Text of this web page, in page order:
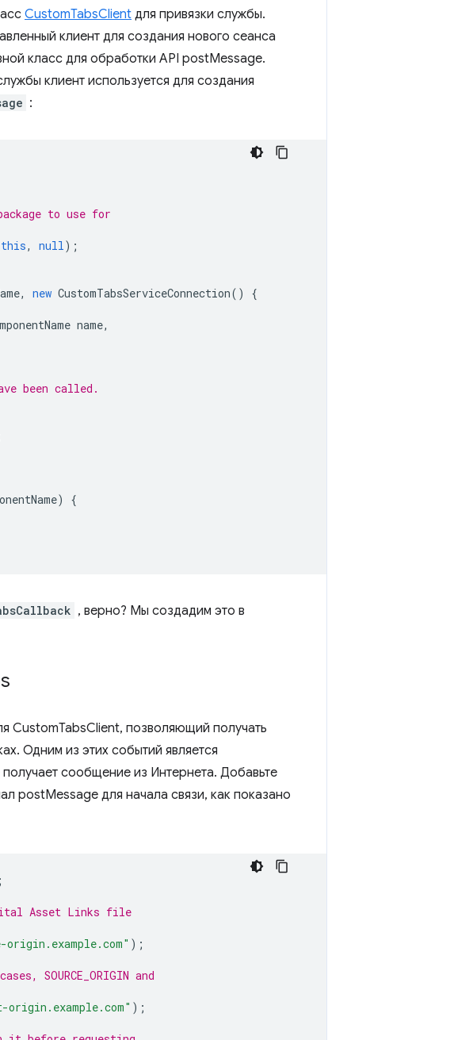
CustomTabsClient для привязки службы.
клиент для создания нового сеанса
класс для обработки API postMessage.
клиент используется для создания
:
to use for
this, null);
, new CustomTabsServiceConnection()
{
name,
been called.
)
{
, верно? Мы создадим это в
CustomTabsClient, позволяющий получать
Одним из этих событий является
сообщение из Интернета. Добавьте
postMessage для начала связи, как показано
;
Asset Links file
);
SOURCE_ORIGIN and
);